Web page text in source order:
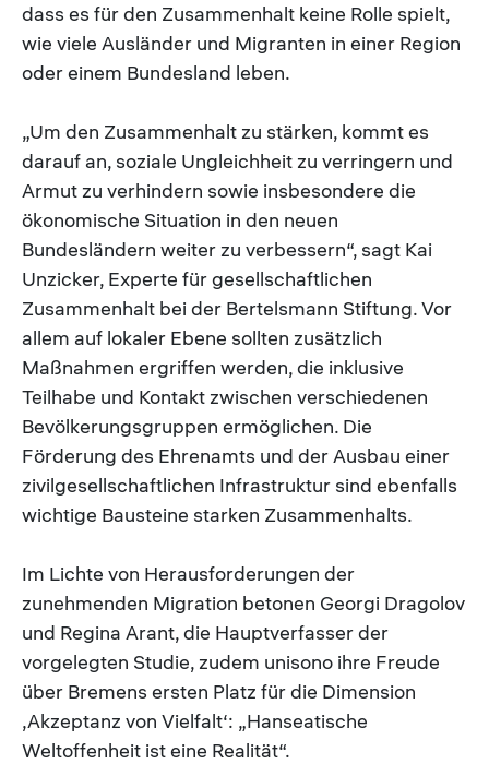
dass es für den Zusammenhalt keine Rolle spielt,
wie viele Ausländer und Migranten in einer Region
oder einem Bundesland leben.
„Um den Zusammenhalt zu stärken, kommt es
darauf an, soziale Ungleichheit zu verringern und
Armut zu verhindern sowie insbesondere die
ökonomische Situation in den neuen
Bundesländern weiter zu verbessern“, sagt Kai
Unzicker, Experte für gesellschaftlichen
Zusammenhalt bei der Bertelsmann Stiftung. Vor
allem auf lokaler Ebene sollten zusätzlich
Maßnahmen ergriffen werden, die inklusive
Teilhabe und Kontakt zwischen verschiedenen
Bevölkerungsgruppen ermöglichen. Die
Förderung des Ehrenamts und der Ausbau einer
zivilgesellschaftlichen Infrastruktur sind ebenfalls
wichtige Bausteine starken Zusammenhalts.
Im Lichte von Herausforderungen der
zunehmenden Migration betonen Georgi Dragolov
und Regina Arant, die Hauptverfasser der
vorgelegten Studie, zudem unisono ihre Freude
über Bremens ersten Platz für die Dimension
‚Akzeptanz von Vielfalt‘: „Hanseatische
Weltoffenheit ist eine Realität“.